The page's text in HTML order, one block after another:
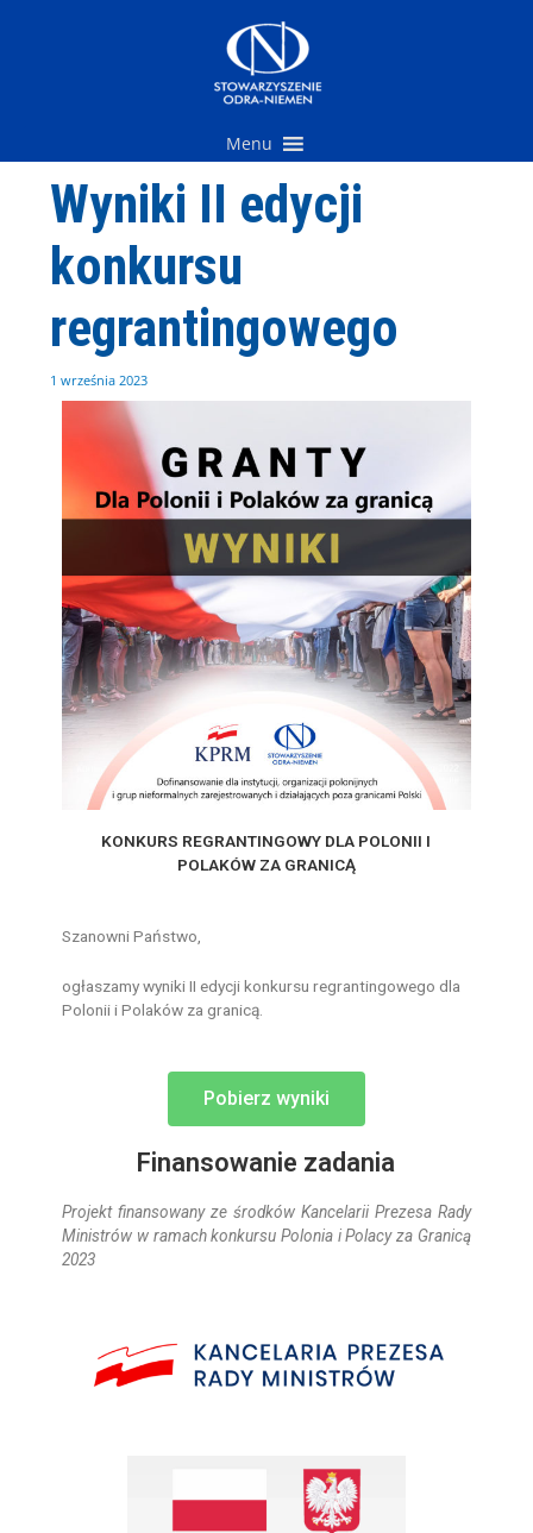
Menu
Wyniki II edycji
konkursu
regrantingowego
1 września 2023
KONKURS REGRANTINGOWY DLA POLONII I
POLAKÓW ZA GRANICĄ
Szanowni Państwo,
ogłaszamy wyniki II edycji konkursu regrantingowego dla
Polonii i Polaków za granicą.
Pobierz wyniki
Finansowanie zadania
Projekt finansowany ze środków Kancelarii Prezesa Rady
Ministrów w ramach konkursu Polonia i Polacy za Granicą
2023